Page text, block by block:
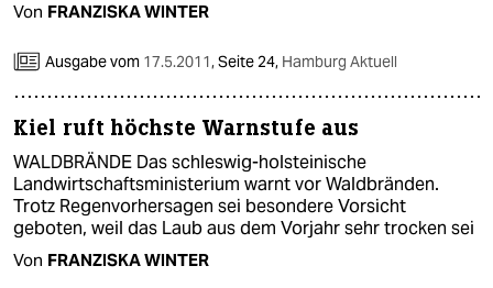
Von FRANZISKA WINTER
Ausgabe vom 17.5.2011,Seite 24, Hamburg Aktuell
Kiel ruft höchste Warnstufe aus
WALDBRÄNDE Das schleswig-holsteinische
Landwirtschaftsministerium warnt vor Waldbränden.
Trotz Regenvorhersagen sei besondere Vorsicht
geboten, weil das Laub aus dem Vorjahr sehr trocken sei
Von FRANZISKA WINTER